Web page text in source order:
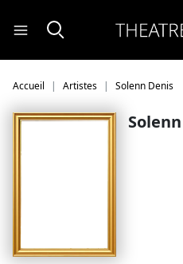
Accueil Artistes Solenn Denis